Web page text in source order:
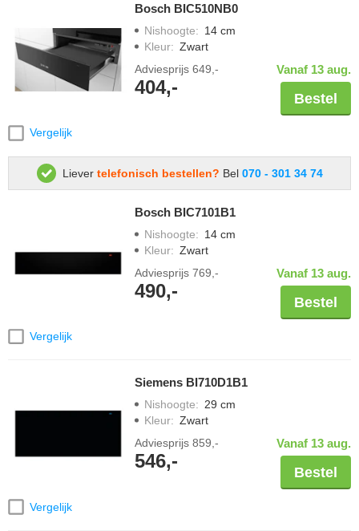
Vergelijk
Bosch BIC510NB0
Nishoogte: 14 cm
Kleur: Zwart
Adviesprijs 649,-
404,-
Vanaf 13 aug.
Bestel
Liever telefonisch bestellen? Bel 070 - 301 34 74
Vergelijk
Bosch BIC7101B1
Nishoogte: 14 cm
Kleur: Zwart
Adviesprijs 769,-
490,-
Vanaf 13 aug.
Bestel
Vergelijk
Siemens BI710D1B1
Nishoogte: 29 cm
Kleur: Zwart
Adviesprijs 859,-
546,-
Vanaf 13 aug.
Bestel